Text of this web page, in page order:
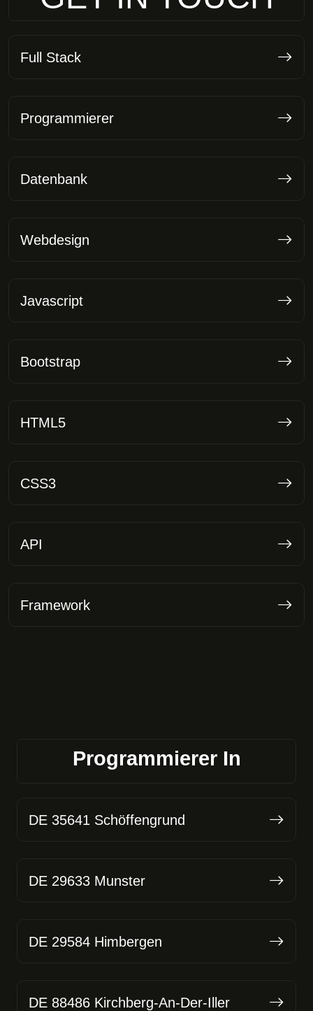
Full Stack
Programmierer
Datenbank
Webdesign
Javascript
Bootstrap
HTML5
CSS3
API
Framework
Programmierer In
DE 35641 Schöffengrund
DE 29633 Munster
DE 29584 Himbergen
DE 88486 Kirchberg-An-Der-Iller